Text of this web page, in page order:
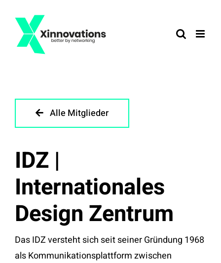
Inhalt
springen
Alle Mitglieder
IDZ |
Internationales
Design Zentrum
Das IDZ versteht sich seit seiner Gründung 1968
als Kommunikationsplattform zwischen